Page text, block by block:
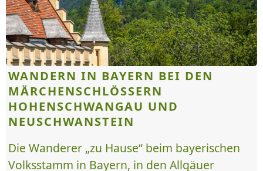
WANDERN IN BAYERN BEI DEN
MÄRCHENSCHLÖSSERN
HOHENSCHWANGAU UND
NEUSCHWANSTEIN
Die Wanderer „zu Hause“ beim bayerischen
Volksstamm in Bayern, in den Allgäuer